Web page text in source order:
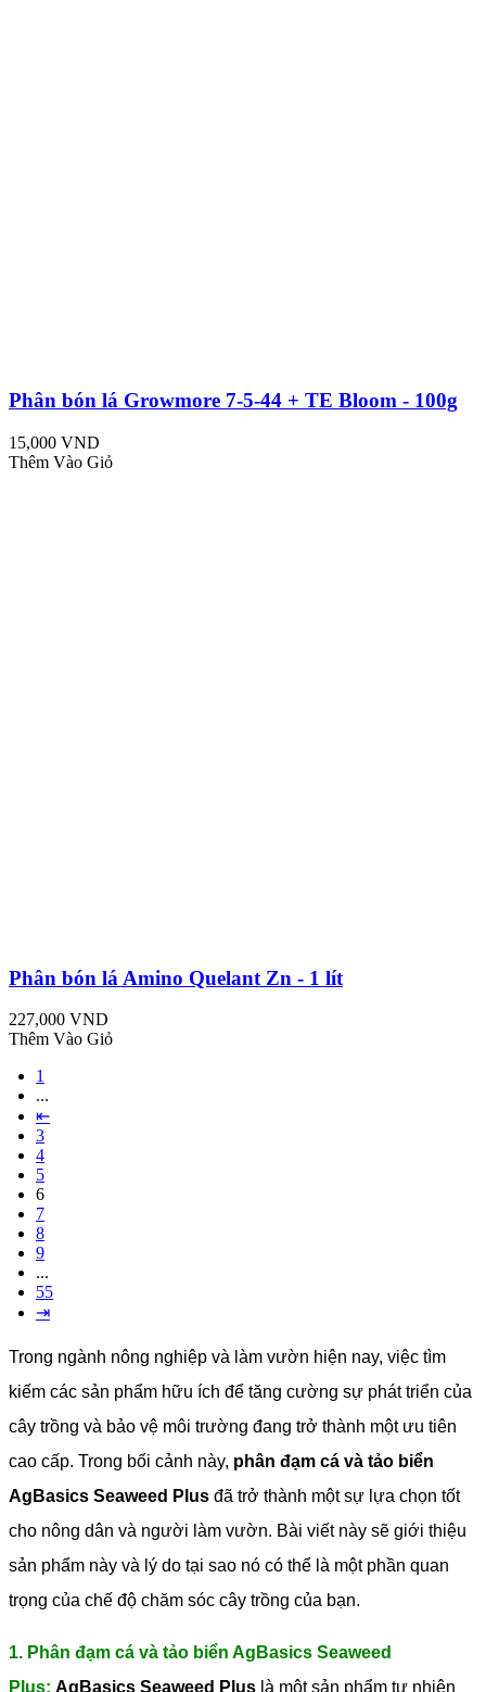
Phân bón lá Growmore 7-5-44 + TE Bloom - 100g
15,000 VND
Thêm Vào Giỏ
Phân bón lá Amino Quelant Zn - 1 lít
227,000 VND
Thêm Vào Giỏ
1
...
⇤
3
4
5
6
7
8
9
...
55
⇥
Trong ngành nông nghiệp và làm vườn hiện nay, việc tìm
kiếm các sản phẩm hữu ích để tăng cường sự phát triển của
cây trồng và bảo vệ môi trường đang trở thành một ưu tiên
cao cấp. Trong bối cảnh này, phân đạm cá và tảo biển
AgBasics Seaweed Plus đã trở thành một sự lựa chọn tốt
cho nông dân và người làm vườn. Bài viết này sẽ giới thiệu
sản phẩm này và lý do tại sao nó có thể là một phần quan
trọng của chế độ chăm sóc cây trồng của bạn.
1. Phân đạm cá và tảo biển AgBasics Seaweed
Plus: AgBasics Seaweed Plus là một sản phẩm tự nhiên